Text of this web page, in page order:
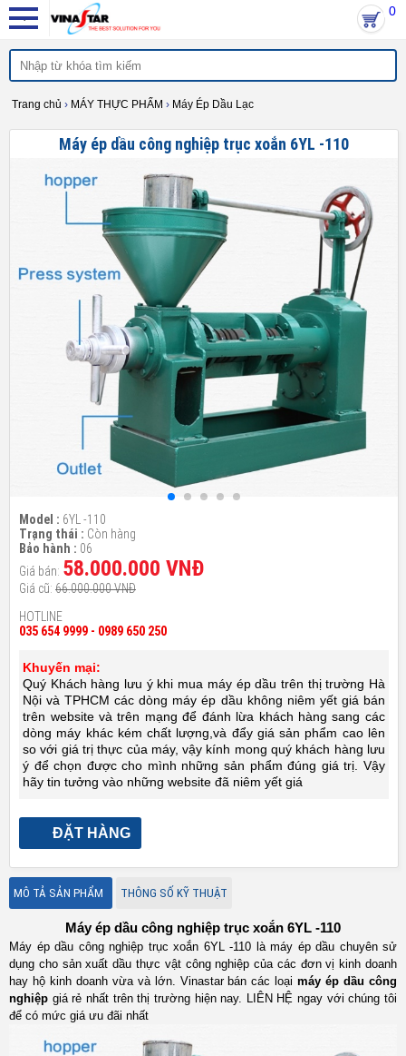
0
Trang chủ › MÁY THỰC PHẨM › Máy Ép Dầu Lạc
Máy ép dầu công nghiệp trục xoắn 6YL -110
Model : 6YL -110
Trạng thái : Còn hàng
Bảo hành : 06
Giá bán: 58.000.000 VNĐ
Giá cũ: 66.000.000 VNĐ
HOTLINE
035 654 9999 - 0989 650 250
Khuyến mại:
Quý Khách hàng lưu ý khi mua máy ép dầu trên thị trường Hà
Nội và TPHCM các dòng máy ép dầu không niêm yết giá bán
trên website và trên mạng để đánh lừa khách hàng sang các
dòng máy khác kém chất lượng,và đẩy giá sản phẩm cao lên
so với giá trị thực của máy, vậy kính mong quý khách hàng lưu
ý để chọn được cho mình những sản phẩm đúng giá trị. Vậy
hãy tin tưởng vào những website đã niêm yết giá
ĐẶT HÀNG
MÔ TẢ SẢN PHẨM THÔNG SỐ KỸ THUẬT
Máy ép dầu công nghiệp trục xoắn 6YL -110
Máy ép dầu công nghiệp trục xoắn 6YL -110 là máy ép dầu chuyên sử
dụng cho sản xuất dầu thực vật công nghiệp của các đơn vị kinh doanh
hay hộ kinh doanh vừa và lớn. Vinastar bán các loạimáy ép dầu công
nghiệp giá rẻ nhất trên thị trường hiện nay. LIÊN HỆ ngay với chúng tôi
để có mức giá ưu đãi nhất